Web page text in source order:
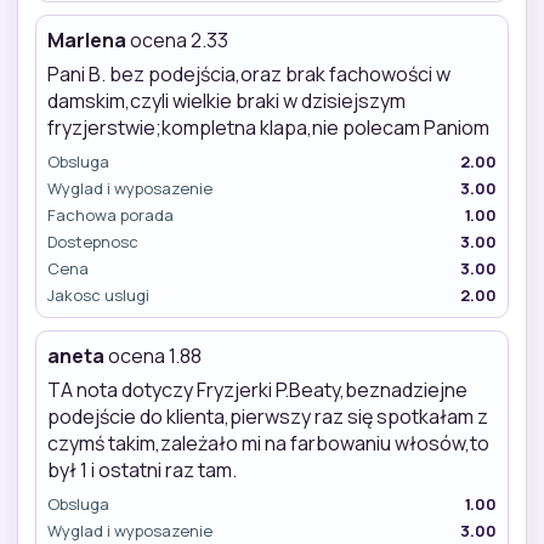
Marlenaocena 2.33
Pani B. bez podejścia,oraz brak fachowości w
damskim,czyli wielkie braki w dzisiejszym
fryzjerstwie;kompletna klapa,nie polecam Paniom
Obsluga
2.00
Wyglad i wyposazenie
3.00
Fachowa porada
1.00
Dostepnosc
3.00
Cena
3.00
Jakosc uslugi
2.00
anetaocena 1.88
TA nota dotyczy Fryzjerki P.Beaty,beznadziejne
podejście do klienta,pierwszy raz się spotkałam z
czymś takim,zależało mi na farbowaniu włosów,to
był 1 i ostatni raz tam.
Obsluga
1.00
Wyglad i wyposazenie
3.00